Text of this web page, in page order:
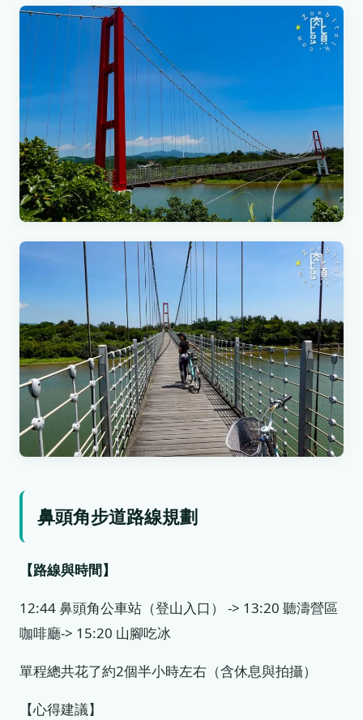
鼻頭角步道路線規劃
【路線與時間】
12:44 鼻頭角公車站（登山入口） -> 13:20 聽濤營區
咖啡廳-> 15:20 山腳吃冰
單程總共花了約2個半小時左右（含休息與拍攝）
【心得建議】